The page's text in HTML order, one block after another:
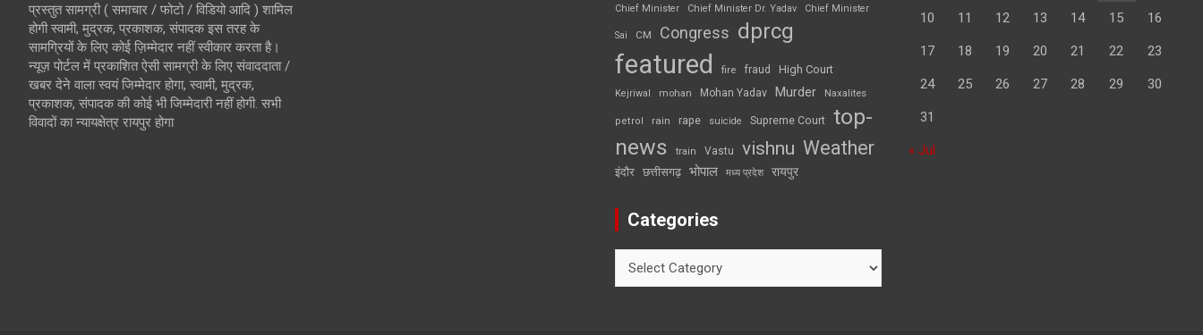
प्रस्तुत सामग्री ( समाचार / फोटो / विडियो आदि ) शामिल
होगी स्वामी, मुद्रक, प्रकाशक, संपादक इस तरह के
सामग्रियों के लिए कोई ज़िम्मेदार नहीं स्वीकार करता है।
न्यूज़ पोर्टल में प्रकाशित ऐसी सामग्री के लिए संवाददाता /
खबर देने वाला स्वयं जिम्मेदार होगा, स्वामी, मुद्रक,
प्रकाशक, संपादक की कोई भी जिम्मेदारी नहीं होगी. सभी
विवादों का न्यायक्षेत्र रायपुर होगा
Chief Minister
Chief Minister Dr. Yadav Chief Minister
Sai CM Congress dprcg
featured fire fraud High Court
Kejriwal mohan Mohan Yadav Murder Naxalites
petrol rain rape suicide Supreme Court top-
news
train Vastu vishnu Weather
इंदौर छत्तीसगढ़ भोपाल मध्य प्रदेश रायपुर
Categories
10 11 12 13 14 15 16
17 18 19 20 21 22 23
24 25 26 27 28 29 30
31
« Jul